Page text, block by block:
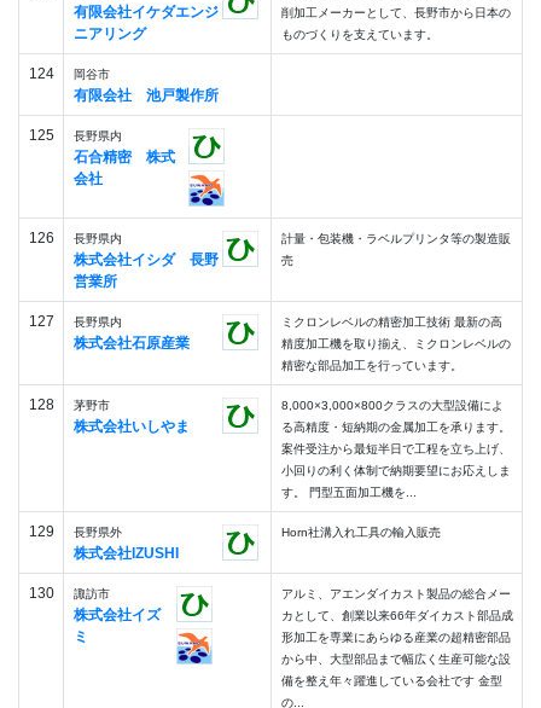
有限会社イケダエンジ
ニアリング
削加工メーカーとして、長野市から日本の
ものづくりを支えています。
124 岡谷市
有限会社 池戸製作所
125 長野県内
石合精密 株式
会社
126 長野県内
株式会社イシダ 長野
営業所
計量・包装機・ラベルプリンタ等の製造販
売
127 長野県内
株式会社石原産業
ミクロンレベルの精密加工技術 最新の高
精度加工機を取り揃え、ミクロンレベルの
精密な部品加工を行っています。
128 茅野市
株式会社いしやま
8,000×3,000×800クラスの大型設備によ
る高精度・短納期の金属加工を承ります。
案件受注から最短半日で工程を立ち上げ、
小回りの利く体制で納期要望にお応えしま
す。 門型五面加工機を...
129 長野県外
株式会社IZUSHI
Horn社溝入れ工具の輸入販売
130 諏訪市
株式会社イズ
ミ
アルミ、アエンダイカスト製品の総合メー
カとして、創業以来66年ダイカスト部品成
形加工を専業にあらゆる産業の超精密部品
から中、大型部品まで幅広く生産可能な設
備を整え年々躍進している会社です 金型
の...